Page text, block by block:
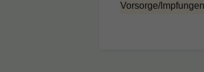
Vorsorge/